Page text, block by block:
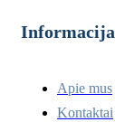
Informacija
Apie mus
Kontaktai